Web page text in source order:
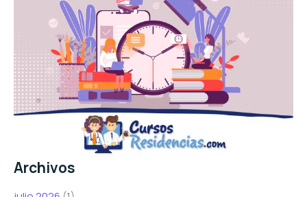
Archivos